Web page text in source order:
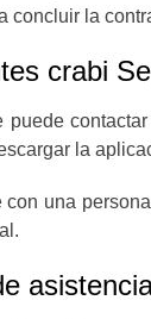
concluir la
crabi
la
una